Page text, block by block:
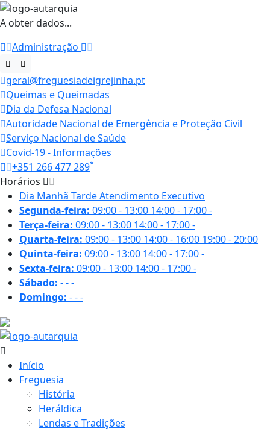
A obter dados...
Administração
geral@freguesiadeigrejinha.pt
Queimas e Queimadas
Dia da Defesa Nacional
Autoridade Nacional de Emergência e Proteção Civil
Serviço Nacional de Saúde
Covid-19 - Informações
+351 266 477 289*
Horários
Dia Manhã TardeAtendimento Executivo
Segunda-feira: 09:00 - 13:00 14:00 - 17:00-
Terça-feira: 09:00 - 13:00 14:00 - 17:00-
Quarta-feira: 09:00 - 13:00 14:00 - 16:00 19:00 - 20:00
Quinta-feira: 09:00 - 13:00 14:00 - 17:00-
Sexta-feira: 09:00 - 13:00 14:00 - 17:00-
Sábado: ---
Domingo: ---
Início
Freguesia
História
Heráldica
Lendas e Tradições